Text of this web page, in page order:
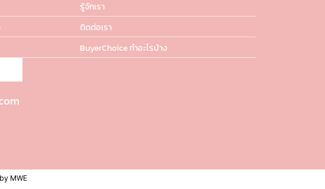
รู้จักเรา
ติดต่อเรา
BuyerChoice ทำอะไรบ้าง
MWE